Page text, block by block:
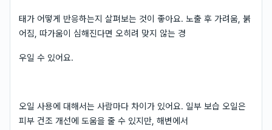
태가 어떻게 반응하는지 살펴보는 것이 좋아요. 노출 후 가려움, 붉
어짐, 따가움이 심해진다면 오히려 맞지 않는 경
우일 수 있어요.
오일 사용에 대해서는 사람마다 차이가 있어요. 일부 보습 오일은
피부 건조 개선에 도움을 줄 수 있지만, 해변에서